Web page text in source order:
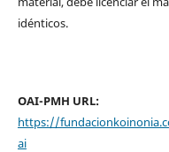
idénticos.
OAI-PMH URL:
https://
ai